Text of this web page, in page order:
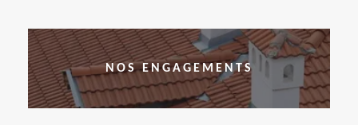
NOS ENGAGEMENTS